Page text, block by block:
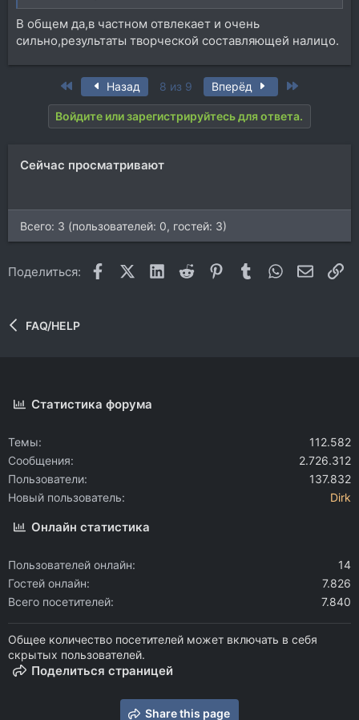
В общем да,в частном отвлекает и очень
сильно,результаты творческой составляющей налицо.
First Назад 8 из 9 Вперёд
Войдите или зарегистрируйтесь для ответа.
Сейчас просматривают
Всего: 3 (пользователей: 0, гостей: 3)
Поделиться: FacebookX (Twitter)
LinkedIn
Reddit Pinterest
Tumblr WhatsApp
FAQ/HELP
Статистика форума
Темы
112.582
Сообщения
2.726.312
Пользователи
137.832
Новый пользователь
Dirk
Онлайн статистика
Пользователей онлайн
14
Гостей онлайн
7.826
Всего посетителей
7.840
Общее количество посетителей может включать в себя
скрытых пользователей.
Поделиться страницей
Share this page